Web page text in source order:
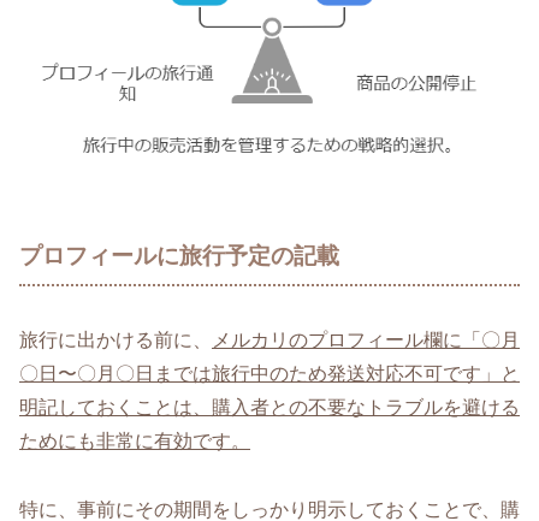
プロフィールに旅行予定の記載
旅行に出かける前に、
メルカリのプロフィール欄に「〇月
〇日〜〇月〇日までは旅行中のため発送対応不可です」と
明記しておくことは、購入者との不要なトラブルを避ける
ためにも非常に有効です。
特に、事前にその期間をしっかり明示しておくことで、購